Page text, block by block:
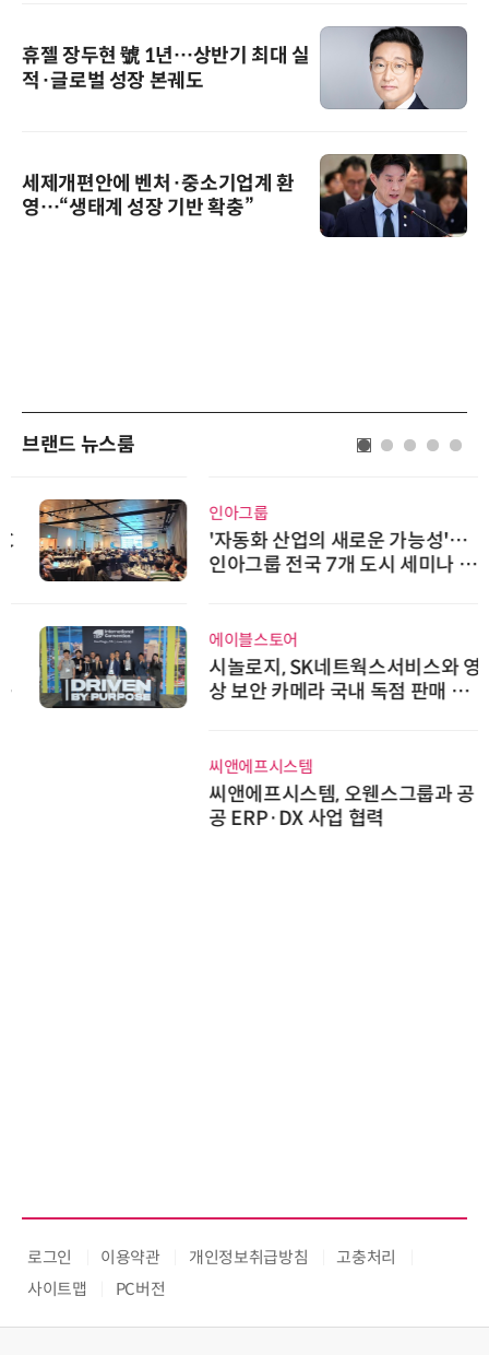
휴젤 장두현 號 1년…상반기 최대 실
적·글로벌 성장 본궤도
세제개편안에 벤처·중소기업계 환
영…“생태계 성장 기반 확충”
브랜드 뉴스룸
인아그룹
'자동화 산업의 새로운 가능성'…
인아그룹 전국 7개 도시 세미나 페
어 개최
에이블스토어
시놀로지, SK네트웍스서비스와 영
상 보안 카메라 국내 독점 판매 파
트너십 체결
씨앤에프시스템, 오웬스그룹과 공
로그인 이용약관 개인정보취급방침
고충처리
사이트맵
PC버전